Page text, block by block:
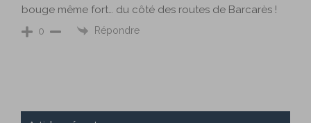
bouge même fort… du côté des routes de Barcarès !
0 Répondre